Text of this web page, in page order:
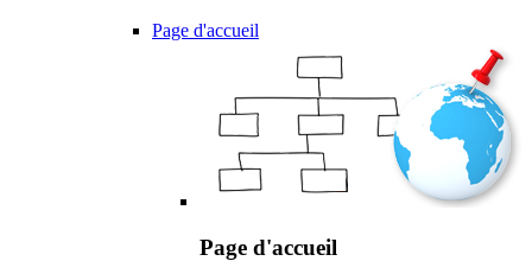
Page d'accueil
Page d'accueil